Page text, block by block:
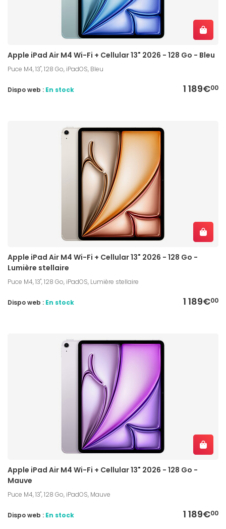
Apple iPad Air M4 Wi-Fi + Cellular 13" 2026 - 128 Go - Bleu
Puce M4, 13", 128 Go, iPadOS, Bleu
1 189€00
Dispo web : En stock
Apple iPad Air M4 Wi-Fi + Cellular 13" 2026 - 128 Go -
Lumière stellaire
Puce M4, 13", 128 Go, iPadOS, Lumière stellaire
1 189€00
Dispo web : En stock
Apple iPad Air M4 Wi-Fi + Cellular 13" 2026 - 128 Go -
Mauve
Puce M4, 13", 128 Go, iPadOS, Mauve
1 189€00
Dispo web : En stock